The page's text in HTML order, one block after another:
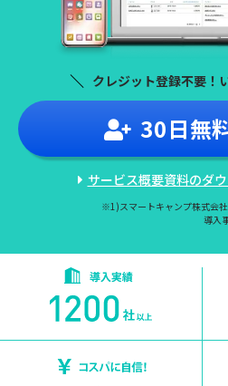
クレジット登録不要！
30日無
サービス概要資料のダ
※1)スマートキャンプ株式会社
導入